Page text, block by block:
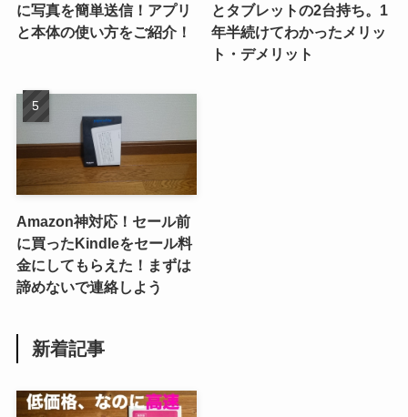
に写真を簡単送信！アプリ
と本体の使い方をご紹介！
とタブレットの2台持ち。1
年半続けてわかったメリッ
ト・デメリット
Amazon神対応！セール前
に買ったKindleをセール料
金にしてもらえた！まずは
諦めないで連絡しよう
新着記事